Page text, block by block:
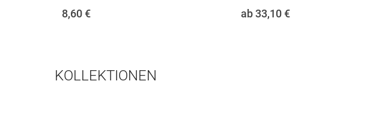
8,60 € ab 33,10 €
KOLLEKTIONEN